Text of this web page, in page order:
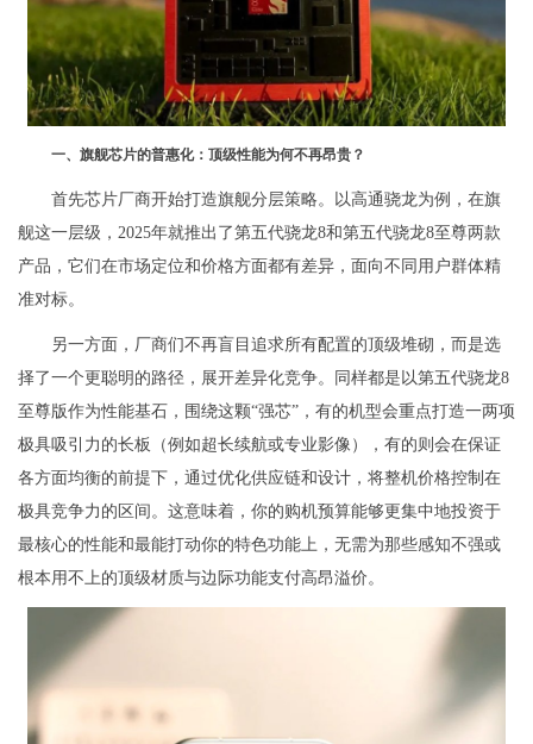
一、旗舰芯片的普惠化：顶级性能为何不再昂贵？
首先芯片厂商开始打造旗舰分层策略。以高通骁龙为例，在旗
舰这一层级，2025年就推出了第五代骁龙8和第五代骁龙8至尊两款
产品，它们在市场定位和价格方面都有差异，面向不同用户群体精
准对标。
另一方面，厂商们不再盲目追求所有配置的顶级堆砌，而是选
择了一个更聪明的路径，展开差异化竞争。同样都是以第五代骁龙8
至尊版作为性能基石，围绕这颗“强芯”，有的机型会重点打造一两项
极具吸引力的长板（例如超长续航或专业影像），有的则会在保证
各方面均衡的前提下，通过优化供应链和设计，将整机价格控制在
极具竞争力的区间。这意味着，你的购机预算能够更集中地投资于
最核心的性能和最能打动你的特色功能上，无需为那些感知不强或
根本用不上的顶级材质与边际功能支付高昂溢价。